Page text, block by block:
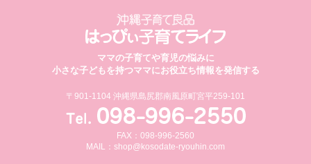
ママの子育てや育児の悩みに
小さな子どもを持つママにお役立ち情報を発信する
〒901-1104 沖縄県島尻郡南風原町宮平259-101
FAX：098-996-2560
MAIL： shop@kosodate-ryouhin.com